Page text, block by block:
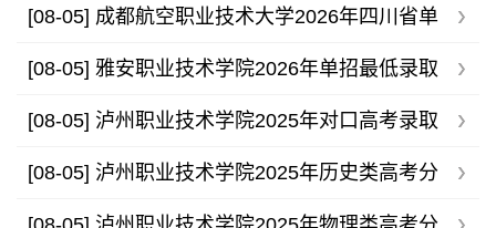
分数线
[08-05] 成都航空职业技术大学2026年四川省单
招录取分数线
[08-05] 雅安职业技术学院2026年单招最低录取
分数线
[08-05] 泸州职业技术学院2025年对口高考录取
分数线
[08-05] 泸州职业技术学院2025年历史类高考分